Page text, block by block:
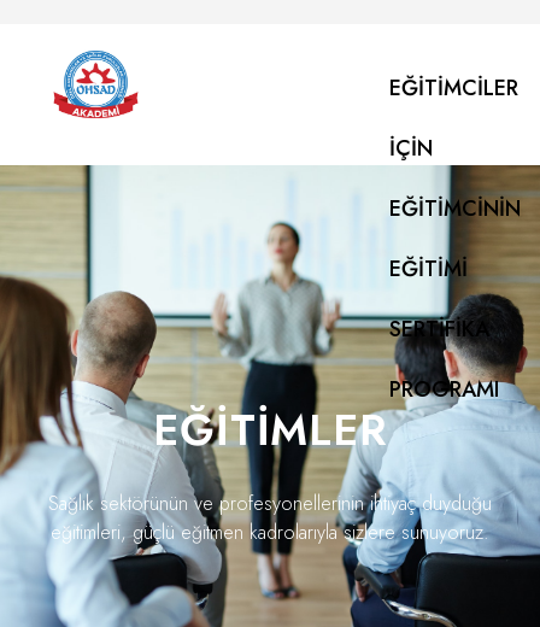
EĞITIMCILER
IÇIN
EĞITIMCININ
EĞITIMI
SERTIFIKA
PROGRAMI
EĞITIMLER
Sağlık sektörünün ve profesyonellerinin ihtiyaç duyduğu
eğitimleri, güçlü eğitmen kadrolarıyla sizlere sunuyoruz.